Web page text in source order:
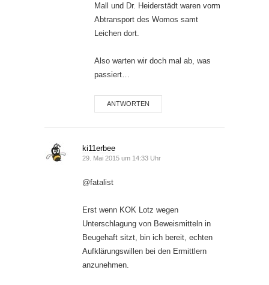
Mall und Dr. Heiderstädt waren vorm
Abtransport des Womos samt
Leichen dort.
Also warten wir doch mal ab, was
passiert…
ANTWORTEN
ki11erbee
29. Mai 2015 um 14:33 Uhr
@fatalist
Erst wenn KOK Lotz wegen
Unterschlagung von Beweismitteln in
Beugehaft sitzt, bin ich bereit, echten
Aufklärungswillen bei den Ermittlern
anzunehmen.